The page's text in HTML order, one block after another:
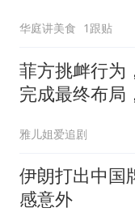
华庭讲美食 1跟贴
菲方挑衅行为
完成最终布局
雅儿姐爱追剧
伊朗打出中国
感意外